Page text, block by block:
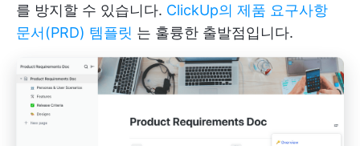
를 방지할 수 있습니다. ClickUp의 제품 요구사항
문서(PRD) 템플릿 는 훌륭한 출발점입니다.